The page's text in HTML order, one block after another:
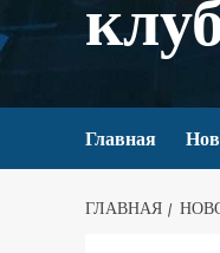
Главная
ГЛАВНАЯ